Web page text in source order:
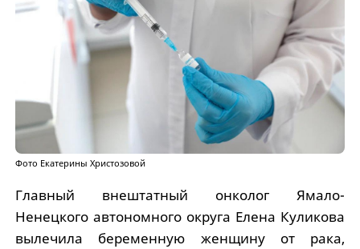
Фото Екатерины Христозовой
Главный внештатный онколог Ямало-
Ненецкого автономного округа Елена Куликова
вылечила беременную женщину от рака,